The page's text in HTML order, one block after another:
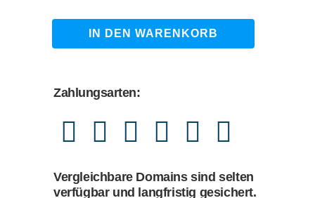
1.490,00 €
geschlechterfragen.de
IN DEN WARENKORB
Zahlungsarten:
Vergleichbare Domains sind selten
verfügbar und langfristig gesichert.